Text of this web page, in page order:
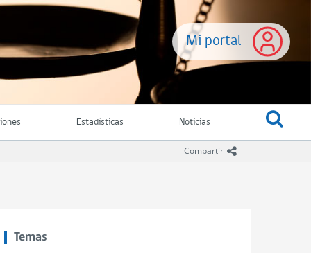
Mi portal
Estadísticas Noticias
Compartir icono compartir
Temas